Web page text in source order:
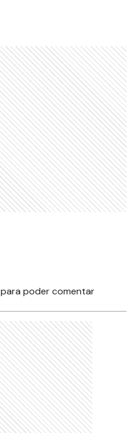
para poder comentar